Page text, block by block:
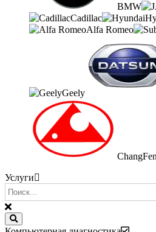
BMW
Cadillac
Alfa Romeo
Geely
Услуги